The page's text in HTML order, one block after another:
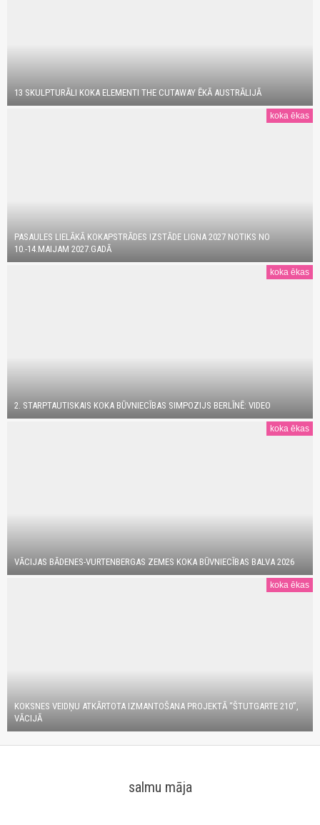
13 SKULPTURĀLI KOKA ELEMENTI THE CUTAWAY ĒKĀ AUSTRĀLIJĀ
koka ēkas
PASAULES LIELĀKĀ KOKAPSTRĀDES IZSTĀDE LIGNA 2027 NOTIKS NO
10.-14.MAIJAM 2027.GADĀ
koka ēkas
2. STARPTAUTISKAIS KOKA BŪVNIECĪBAS SIMPOZIJS BERLĪNĒ: VIDEO
koka ēkas
VĀCIJAS BĀDENES-VURTENBERGAS ZEMES KOKA BŪVNIECĪBAS BALVA 2026
koka ēkas
KOKSNES VEIDŅU ATKĀRTOTA IZMANTOŠANA PROJEKTĀ “ŠTUTGARTE 210”,
VĀCIJĀ
salmu māja